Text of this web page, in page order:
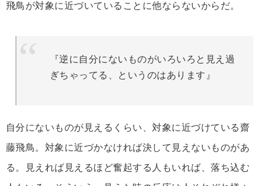
飛鳥が対象に近づいていることに他ならないからだ。
『逆に自分にないものがいろいろと見え過
ぎちゃってる、というのはあります』
自分にないものが見えるくらい、対象に近づけている齋
藤飛鳥。対象に近づかなければ決して見えないものがあ
る。見えれば見えるほど奮起する人もいれば、落ち込む